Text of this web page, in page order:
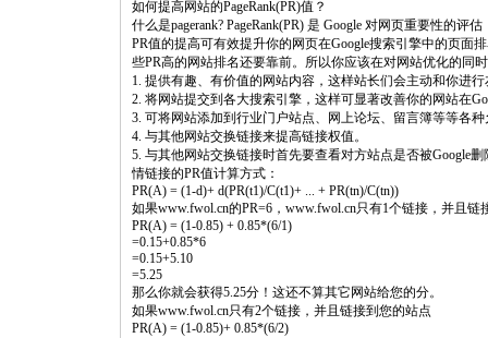
如何提高网站的PageRank(PR)值？
什么是pagerank? PageRank(PR) 是 Google 对网页重要性的评估
PR值的提高可有效提升你的网页在Google搜索引擎中的页面
些PR高的网站排名还要靠前。所以你应该在对网站优化的同
1. 提供有趣、有价值的网站内容，这样站长们会主动和你进
2. 将网站提交到各大搜索引擎，这样可显著改善你的网站在
3. 可将网站添加到行业门户站点、网上论坛、留言簿等等各
4. 与其他网站交换链接来提高链接权值。
5. 与其他网站交换链接时首先要查看对方站点是否被Google
情链接的PR值计算方式：
PR(A) = (1-d)+ d(PR(t1)/C(t1)+ ... + PR(tn)/C(tn))
如果www.fwol.cn的PR=6，www.fwol.cn只有1个链接，并且链
PR(A) = (1-0.85) + 0.85*(6/1)
=0.15+0.85*6
=0.15+5.10
=5.25
那么你就会获得5.25分！这还不算其它网站给您的分。
如果www.fwol.cn只有2个链接，并且链接到您的站点
PR(A) = (1-0.85)+ 0.85*(6/2)